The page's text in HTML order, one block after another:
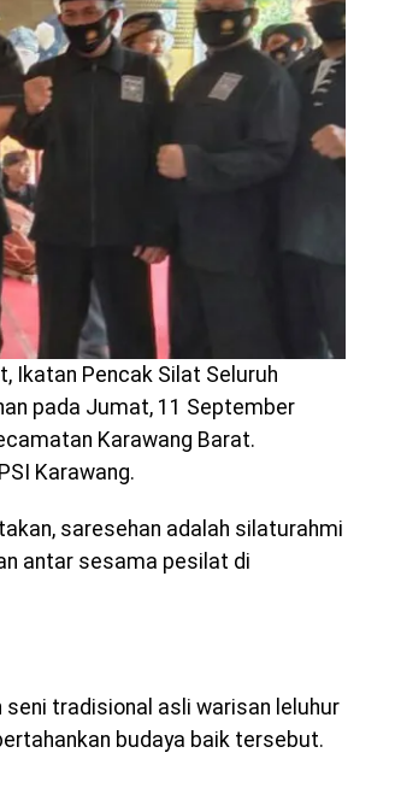
Ikatan Pencak Silat Seluruh
pada Jumat, 11 September
Karawang Barat.
Karawang.
saresehan adalah silaturahmi
antar sesama pesilat di
seni tradisional asli warisan leluhur
budaya baik tersebut.